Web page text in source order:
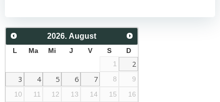
navigationnavigation
2026. August
L Ma Mi J V S
D
1
2
3
4 5 6 7 8
9
10
11 12 13 14 15
16